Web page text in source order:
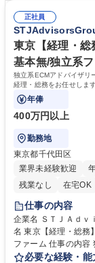
★メンバーがマンツ
幅広く経験を積みたい意欲
務・人事】未経験歓
指す
マネジメント職とし
のご経験 ■労務管理
■衛生管理者の資格をお持ちの方 学歴・資格 学
専修学校 高校 語学力
正社員
東京【経理・総
基本無/独立系
独立系ECMアドバイザリ
経理・総務をお任せしま
任担当として広く活躍で
年俸
400万円以上
勤務地
東京都千代田区
業界未経験歓迎
残業なし
在宅OK
仕事の内容
企業名 ＳＴＪＡｄｖ
名 東京【経理・総務
ファーム 仕事の内容 独立系ECMアドバイザリーファームとして上場前後
の資本市場戦略を設
必要な経験・能